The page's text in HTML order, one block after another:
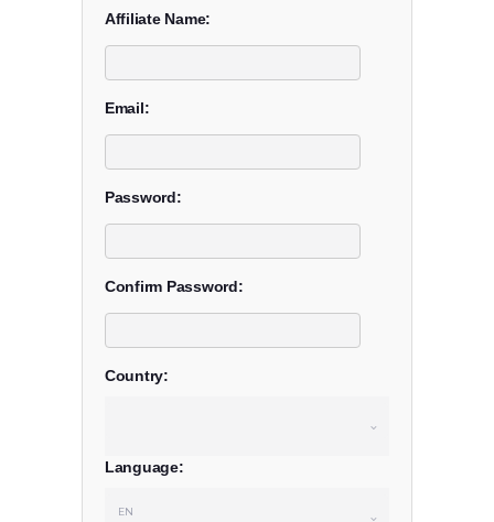
Affiliate Name:
Email:
Password:
Confirm Password:
Country:
Language: